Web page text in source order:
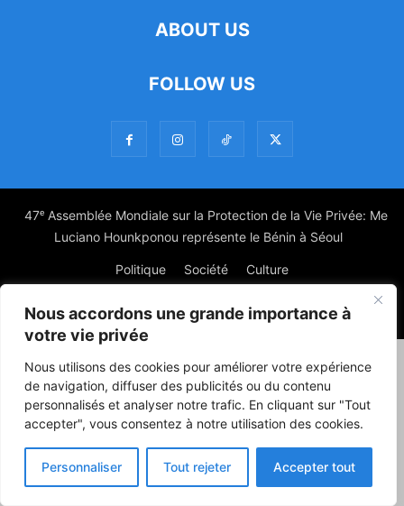
Nous accordons une grande importance à
votre vie privée
Nous utilisons des cookies pour améliorer votre expérience
de navigation, diffuser des publicités ou du contenu
personnalisés et analyser notre trafic. En cliquant sur "Tout
accepter", vous consentez à notre utilisation des cookies.
Personnaliser Tout rejeter Accepter tout
ABOUT US
FOLLOW US
47ᵉ Assemblée Mondiale sur la Protection de la Vie Privée: Me
Luciano Hounkponou représente le Bénin à Séoul
Politique Société Culture
© Powered by digitXplus Francophone